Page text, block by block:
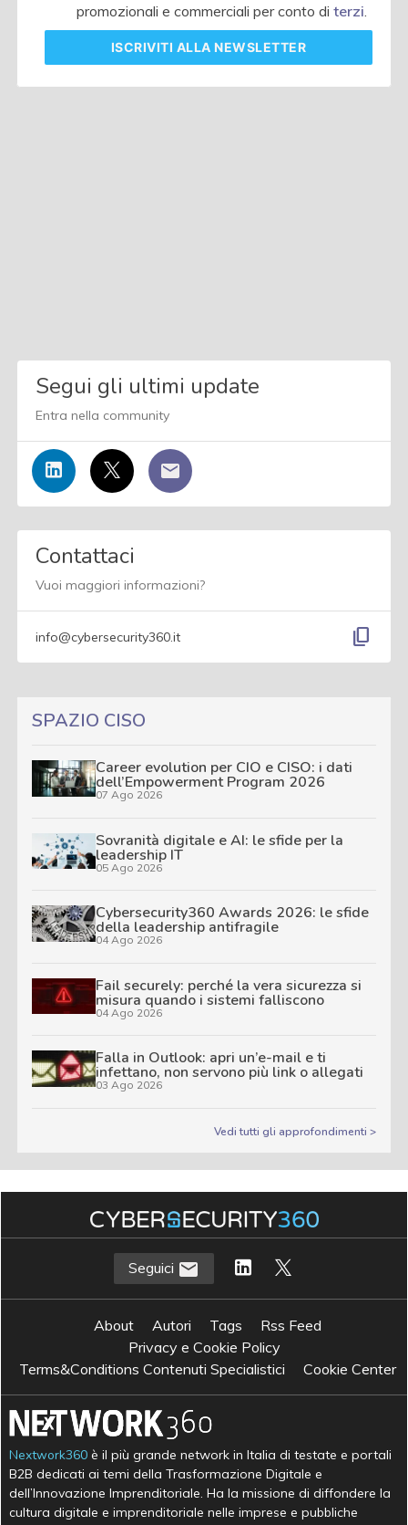
promozionali e commerciali per conto diterzi.
ISCRIVITI ALLA NEWSLETTER
Segui gli ultimi update
Entra nella community
Contattaci
Vuoi maggiori informazioni?
info@cybersecurity360.it content_copy
SPAZIO CISO
Career evolution per CIO e CISO: i dati
dell’Empowerment Program 2026
07 Ago 2026
Sovranità digitale e AI: le sfide per la
leadership IT
05 Ago 2026
Cybersecurity360 Awards 2026: le sfide
della leadership antifragile
04 Ago 2026
Fail securely: perché la vera sicurezza si
misura quando i sistemi falliscono
04 Ago 2026
Falla in Outlook: apri un’e-mail e ti
infettano, non servono più link o allegati
03 Ago 2026
Vedi tutti gli approfondimenti >
Seguici
About Autori Tags
Rss Feed
Privacy e Cookie Policy
Terms&Conditions Contenuti Specialistici
Cookie Center
Nextwork360 è il più grande network in Italia di testate e portali
B2B dedicati ai temi della Trasformazione Digitale e
dell’Innovazione Imprenditoriale. Ha la missione di diffondere la
cultura digitale e imprenditoriale nelle imprese e pubbliche